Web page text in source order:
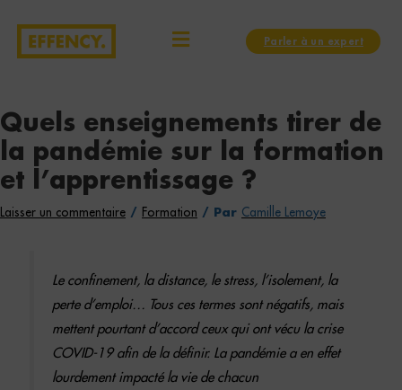
contenu
Menu
Parler à un expert
Quels enseignements tirer de
la pandémie sur la formation
et l’apprentissage ?
Laisser un commentaire / Formation / Par Camille Lemoye
Le confinement, la distance, le stress, l’isolement, la
perte d’emploi… Tous ces termes sont négatifs, mais
mettent pourtant d’accord ceux qui ont vécu la crise
COVID-19 afin de la définir. La pandémie a en effet
lourdement impacté la vie de chacun
des
articles